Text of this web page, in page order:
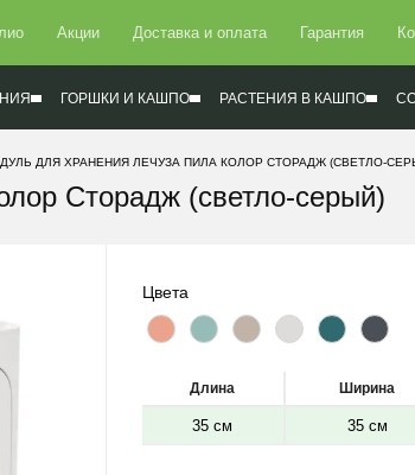
Акции Доставка и оплата Гарантия
ГОРШКИ И КАШПО РАСТЕНИЯ В КАШПО
ДЛЯ ХРАНЕНИЯ ЛЕЧУЗА ПИЛА КОЛОР СТОРАДЖ (СВЕТЛО-
Сторадж (светло-серый)
Цвета
Длина Ширина
35 см 35 см